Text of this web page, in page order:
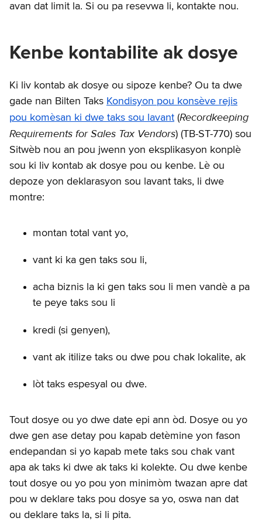
avan dat limit la. Si ou pa resevwa li, kontakte nou.
Kenbe kontabilite ak dosye
Ki liv kontab ak dosye ou sipoze kenbe? Ou ta dwe
gade nan Bilten Taks Kondisyon pou konsève rejis
pou komèsan ki dwe taks sou lavant (Recordkeeping
Requirements for Sales Tax Vendors) (TB-ST-770) sou
Sitwèb nou an pou jwenn yon eksplikasyon konplè
sou ki liv kontab ak dosye pou ou kenbe. Lè ou
depoze yon deklarasyon sou lavant taks, li dwe
montre:
montan total vant yo,
vant ki ka gen taks sou li,
acha biznis la ki gen taks sou li men vandè a pa
te peye taks sou li
kredi (si genyen),
vant ak itilize taks ou dwe pou chak lokalite, ak
lòt taks espesyal ou dwe.
Tout dosye ou yo dwe date epi ann òd. Dosye ou yo
dwe gen ase detay pou kapab detèmine yon fason
endepandan si yo kapab mete taks sou chak vant
apa ak taks ki dwe ak taks ki kolekte. Ou dwe kenbe
tout dosye ou yo pou yon minimòm twazan apre dat
pou w deklare taks pou dosye sa yo, oswa nan dat
ou deklare taks la, si li pita.